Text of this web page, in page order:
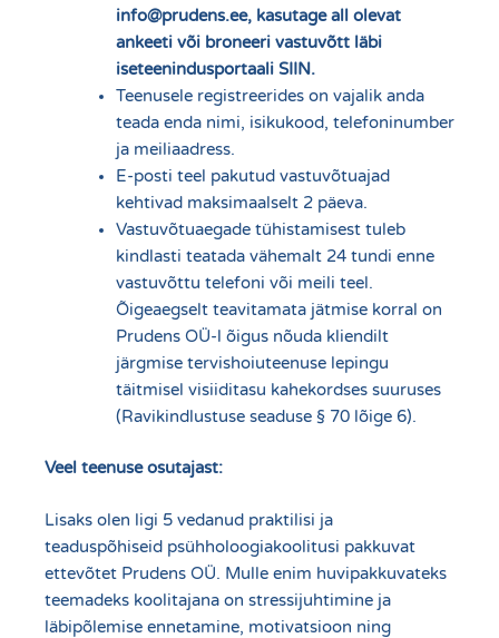
info@prudens.ee, kasutage all olevat
ankeeti või broneeri vastuvõtt läbi
iseteenindusportaali SIIN.
Teenusele registreerides on vajalik anda
teada enda nimi, isikukood, telefoninumber
ja meiliaadress.
E-posti teel pakutud vastuvõtuajad
kehtivad maksimaalselt 2 päeva.
Vastuvõtuaegade tühistamisest tuleb
kindlasti teatada vähemalt 24 tundi enne
vastuvõttu telefoni või meili teel.
Õigeaegselt teavitamata jätmise korral on
Prudens OÜ-l õigus nõuda kliendilt
järgmise tervishoiuteenuse lepingu
täitmisel visiiditasu kahekordses suuruses
(Ravikindlustuse seaduse § 70 lõige 6).
Veel teenuse osutajast:
Lisaks olen ligi 5 vedanud praktilisi ja
teaduspõhiseid psühholoogiakoolitusi pakkuvat
ettevõtet Prudens OÜ. Mulle enim huvipakkuvateks
teemadeks koolitajana on stressijuhtimine ja
läbipõlemise ennetamine, motivatsioon ning